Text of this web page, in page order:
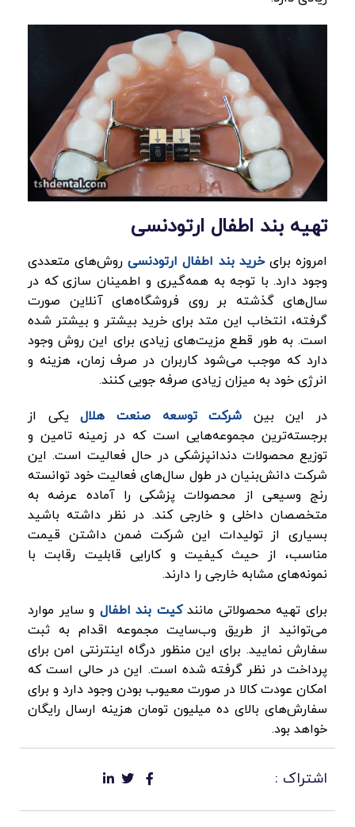
تهیه بند اطفال ارتودنسی
امروزه برایخرید بند اطفال ارتودنسیروش‌های متعددی
وجود دارد. با توجه به همه‌گیری و اطمینان سازی که در
سال‌های گذشته بر روی فروشگاه‌های آنلاین صورت
گرفته، انتخاب این متد برای خرید بیشتر و بیشتر شده
است. به طور قطع مزیت‌های زیادی برای این روش وجود
دارد که موجب می‌شود کاربران در صرف زمان، هزینه و
انرژی خود به میزان زیادی صرفه جویی کنند.
در این بین شرکت توسعه صنعت هلالیکی از
برجسته‌ترین مجموعه‌هایی است که در زمینه تامین و
توزیع محصولات دندانپزشکی در حال فعالیت است. این
شرکت دانش‌بنیان در طول سال‌های فعالیت خود توانسته
رنج وسیعی از محصولات پزشکی را آماده عرضه به
متخصصان داخلی و خارجی کند. در نظر داشته باشید
بسیاری از تولیدات این شرکت ضمن داشتن قیمت
مناسب، از حیث کیفیت و کارایی قابلیت رقابت با
نمونه‌های مشابه خارجی را دارند.
برای تهیه محصولاتی مانندکیت بند اطفال و سایر موارد
می‌توانید از طریق وب‌سایت مجموعه اقدام به ثبت
سفارش نمایید. برای این منظور درگاه اینترنتی امن برای
پرداخت در نظر گرفته شده است. این در حالی است که
امکان عودت کالا در صورت معیوب بودن وجود دارد و برای
سفارش‌های بالای ده میلیون تومان هزینه ارسال رایگان
خواهد بود.
اشتراک :